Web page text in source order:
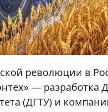
революции в
— разработка
(ДГТУ) и